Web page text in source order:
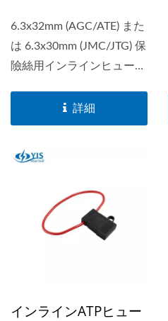
6.3x32mm (AGC/ATE) また
は 6.3x30mm (JMC/JTG) 保
險絲用インラインヒューズ
詳細
インラインATPヒュー